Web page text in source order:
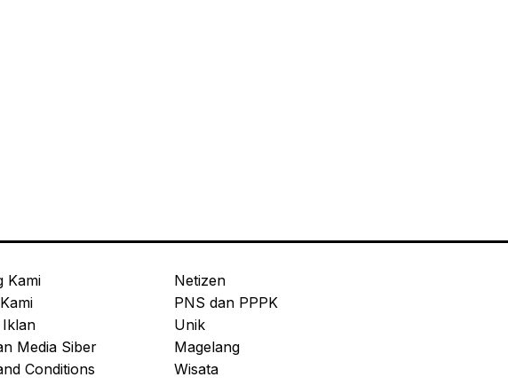
Kami
Iklan
Media Siber
Conditions
Netizen
PNS dan PPPK
Unik
Magelang
Wisata